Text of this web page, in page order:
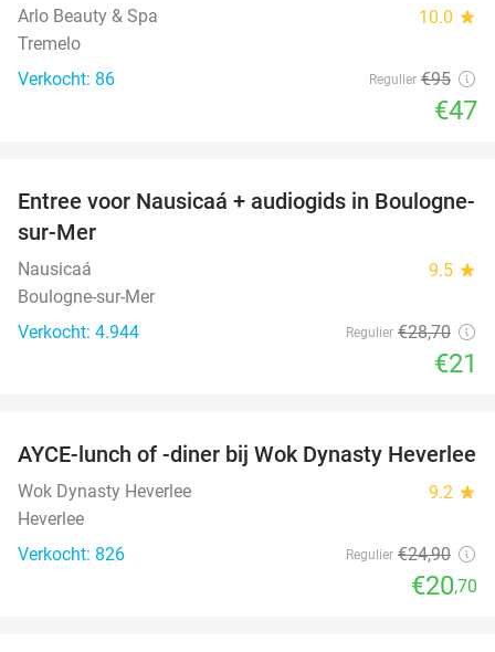
Arlo Beauty & Spa 10.0 star
Tremelo
Verkocht: 86
Regulier €95
€47
27%
Entree voor Nausicaá + audiogids in Boulogne-
sur-Mer
Nausicaá 9.5 star
Boulogne-sur-Mer
Verkocht: 4.944
Regulier €28,70
€21
17%
AYCE-lunch of -diner bij Wok Dynasty Heverlee
Wok Dynasty Heverlee 9.2 star
Heverlee
Verkocht: 826
Regulier €24,90
€20,70